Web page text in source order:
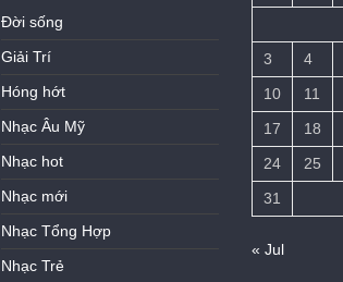
Đời sống
Giải Trí
Hóng hớt
Nhạc Âu Mỹ
Nhạc hot
Nhạc mới
Nhạc Tổng Hợp
Nhạc Trẻ
3
4
10
11
17
18
24
25
31
« Jul